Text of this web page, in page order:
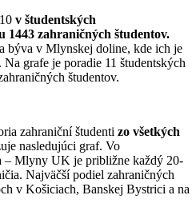
v študentských
1443 zahraničných študentov.
býva v Mlynskej doline, kde ich je
grafe je poradie 11 študentských
študentov.
zahraniční študenti zo všetkých
nasledujúci graf. Vo
– Mlyny UK je približne každý 20-
Najväčší podiel zahraničných
v Košiciach, Banskej Bystrici a na